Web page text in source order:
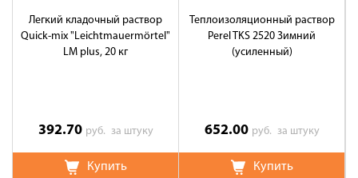
Легкий кладочный раствор
Quick-mix "Leichtmauermörtel"
LM plus, 20 кг
392.70 руб. за штуку
Купить
Теплоизоляционный раствор
Perel TKS 2520 Зимний
(усиленный)
652.00 руб. за штуку
Купить